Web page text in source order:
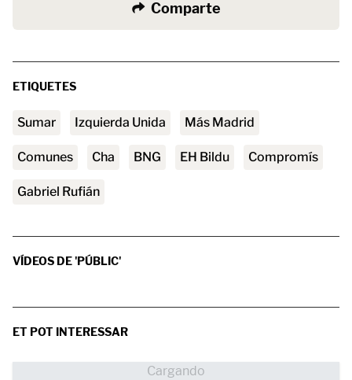
Comparte
ETIQUETES
Sumar Izquierda Unida Más Madrid
comunes Cha BNG EH Bildu Compromís
Gabriel Rufián
VÍDEOS DE 'PÚBLIC'
ET POT INTERESSAR